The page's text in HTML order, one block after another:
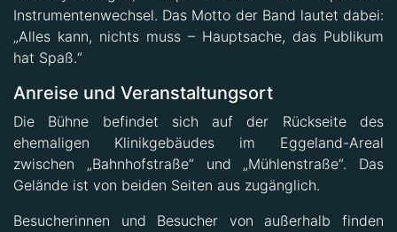
Instrumentenwechsel. Das Motto der Band lautet dabei:
„Alles kann, nichts muss – Hauptsache, das Publikum
hat Spaß.“
Anreise und Veranstaltungsort
Die Bühne befindet sich auf der Rückseite des
ehemaligen Klinikgebäudes im Eggeland-Areal
zwischen „Bahnhofstraße“ und „Mühlenstraße“. Das
Gelände ist von beiden Seiten aus zugänglich.
Besucherinnen und Besucher von außerhalb finden